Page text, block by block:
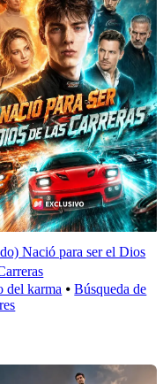
Nació para ser el Dios
del karma ⦁Búsqueda de